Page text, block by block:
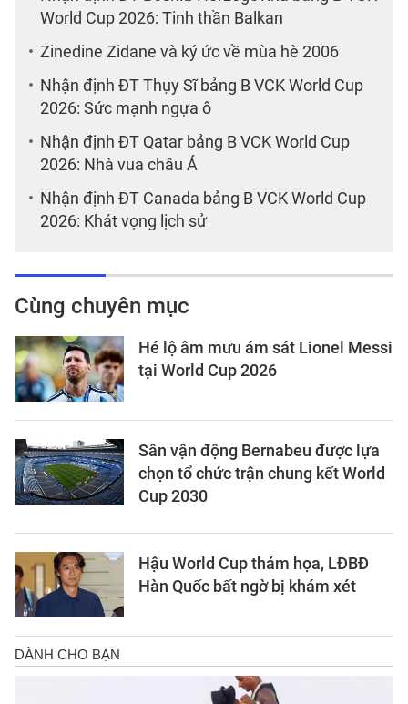
World Cup 2026: Tinh thần Balkan
Zinedine Zidane và ký ức về mùa hè 2006
Nhận định ĐT Thụy Sĩ bảng B VCK World Cup
2026: Sức mạnh ngựa ô
Nhận định ĐT Qatar bảng B VCK World Cup
2026: Nhà vua châu Á
Nhận định ĐT Canada bảng B VCK World Cup
2026: Khát vọng lịch sử
Cùng chuyên mục
Hé lộ âm mưu ám sát Lionel Messi
tại World Cup 2026
Sân vận động Bernabeu được lựa
chọn tổ chức trận chung kết World
Cup 2030
Hậu World Cup thảm họa, LĐBĐ
Hàn Quốc bất ngờ bị khám xét